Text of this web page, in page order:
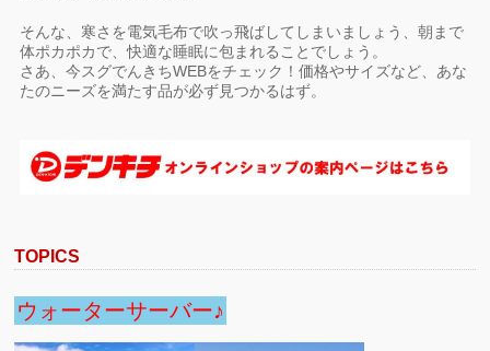
そんな、寒さを電気毛布で吹っ飛ばしてしまいましょう、朝まで
体ポカポカで、快適な睡眠に包まれることでしょう。
さあ、今スグでんきちWEBをチェック！価格やサイズなど、あな
たのニーズを満たす品が必ず見つかるはず。
TOPICS
ウォーターサーバー♪